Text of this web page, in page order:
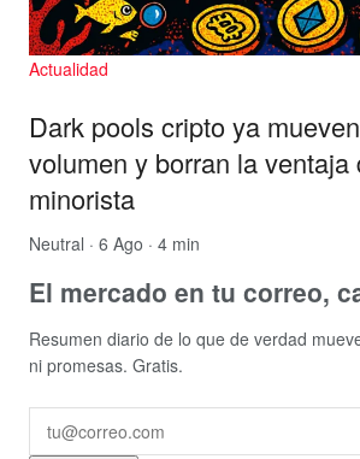
Actualidad
Dark pools cripto ya
volumen y borran la ventaja
minorista
Neutral · 6 Ago · 4 min
El mercado en tu correo,
Resumen diario de lo que de verdad
ni promesas. Gratis.